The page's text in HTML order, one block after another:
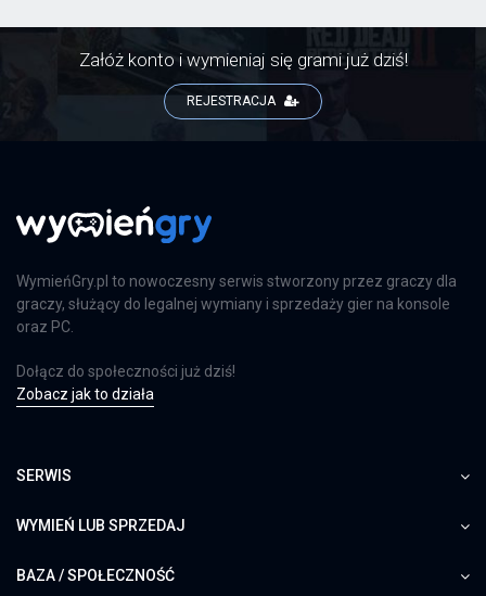
Załóż konto i wymieniaj się grami już dziś!
REJESTRACJA
WymieńGry.pl to nowoczesny serwis stworzony przez graczy dla
graczy, służący do legalnej wymiany i sprzedaży gier na konsole
oraz PC.
Dołącz do społeczności już dziś!
Zobacz jak to działa
SERWIS
WYMIEŃ LUB SPRZEDAJ
BAZA / SPOŁECZNOŚĆ